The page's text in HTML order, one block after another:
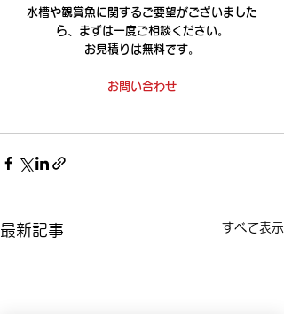
水槽や観賞魚に関するご要望がございました
ら、まずは一度ご相談ください。
お見積りは無料です。
お問い合わせ
最新記事 すべて表示